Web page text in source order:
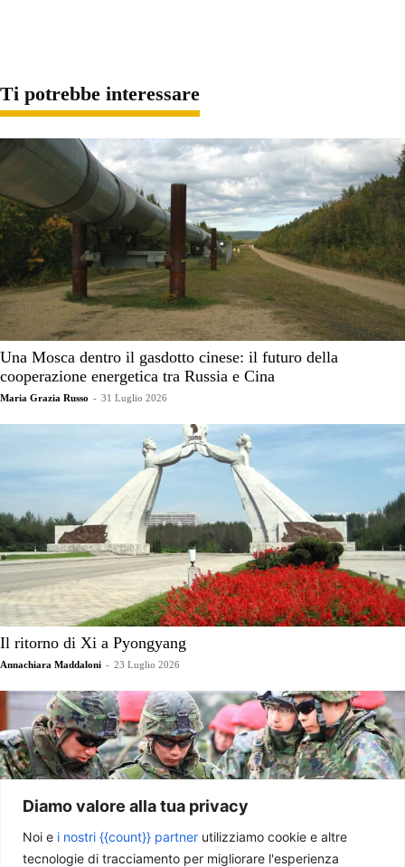
Diamo valore alla tua privacy
Noi e i nostri {{count}} partner utilizziamo cookie e altre
tecnologie di tracciamento per migliorare l'esperienza
Ti potrebbe interessare
Una Mosca dentro il gasdotto cinese: il futuro della
cooperazione energetica tra Russia e Cina
Maria Grazia Russo - 31 Luglio 2026
Il ritorno di Xi a Pyongyang
Annachiara Maddaloni - 23 Luglio 2026